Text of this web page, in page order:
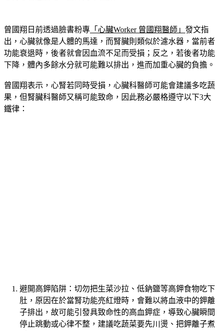
曾國翔日前透過臉書粉專 「心臟Worker 曾國翔醫師」 發文指
出，心臟就像是人體的馬達，而腎臟則類似於濾水器，當前者
功能衰退時，後者就會因血流不足而受損；反之，若後者功能
下降，體內多餘水分就可能難以排出，進而加重心臟的負擔。
曾國翔表示，心腎若同時受損，心臟科醫師可能會建議多吃蔬
果，但腎臟科醫師又稱可能致命，因此務必嚴格遵守以下3大
鐵律：
避開高鉀陷阱： 切勿把生菜沙拉、低鈉鹽等高鉀食物吃下
肚，原因在於當腎功能亮紅燈時，會難以將血液中的鉀離
子排出，故可能引發具致命性的高血鉀症，導致心臟瞬間
停止跳動或心律不整，建議吃蔬菜要先川燙、把鉀離子煮